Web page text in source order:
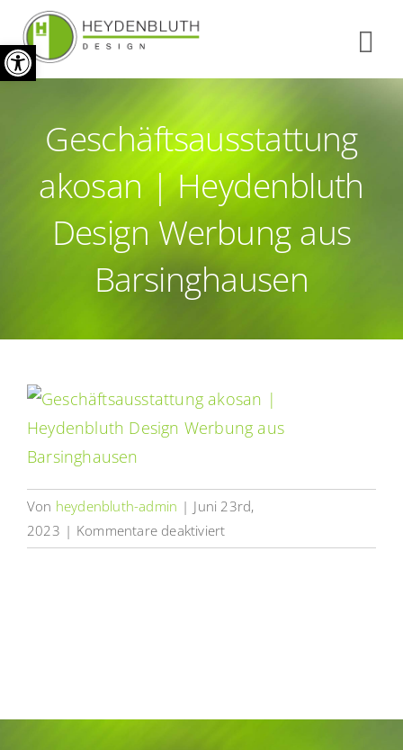
Werkzeugleiste öffnen
Zum
Inhalt
springen
Geschäftsausstattung
akosan | Heydenbluth
Design Werbung aus
Barsinghausen
Von heydenbluth-admin | Juni 23rd,
2023 | Kommentare deaktiviertfür
Geschäftsausstattung
Barsinghausen